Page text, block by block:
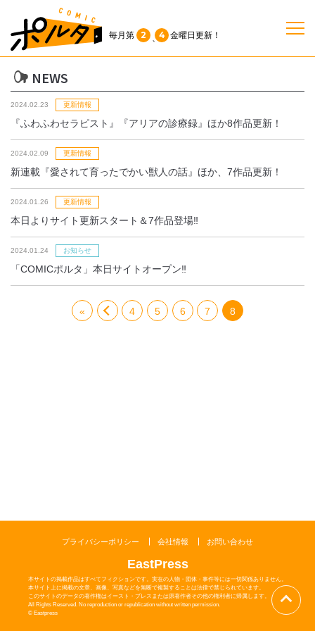
毎月第 2 4 金曜日 更新！
作品一覧
NEWS
2024.02.23 更新情報
『ふわふわセラピスト』『アリアの診療録』ほか8作品更新！
2024.02.09 更新情報
新連載『愛されて育ったでかい獣人の話』ほか、7作品更新！
2024.01.26 更新情報
本日よりサイト更新スタート＆7作品登場‼
2024.01.24 お知らせ
「COMICポルタ」本日サイトオープン‼
« 4 5 6 7 8
EastPress
本サイトの掲載作品はすべてフィクションです。実在の人物・団体・事件等には一切関係ありません。
本サイト上に掲載の文章、画像、写真などを無断で複製することは法律で禁じられています。
このサイトのデータの著作権はイースト・プレスまたは原著作者その他の権利者に帰属します。
All Rights Reserved. No reproduction or republication without written permission.
© Eastpress
プライバシーポリシー 会社情報 お問い合わせ